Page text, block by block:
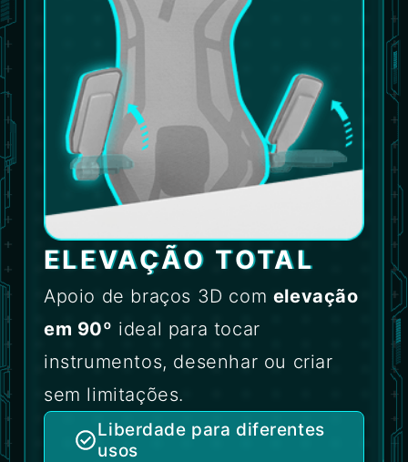
ELEVAÇÃO TOTAL
Apoio de braços 3D com elevação
em 90º ideal para tocar
instrumentos, desenhar ou criar
sem limitações.
Liberdade para diferentes
usos